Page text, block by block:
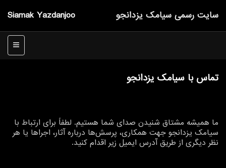
Siamak Yazdanjoo سایت رسمی سیامك یزدانجو
منو
تماس با سیامک یزدانجو
ما همیشه مشتاق شنیدن صدای شما هستیم. لطفاً برای ارتباط با
سیامک یزدانجو جهت همکاری، پرسش‌ها درباره آثار، اجراها یا هر
نظر دیگری از طریق آدرس ایمیل زیر اقدام کنید.